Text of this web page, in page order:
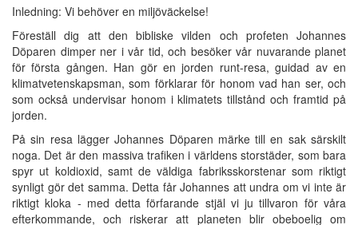
Inledning: Vi behöver en miljöväckelse!
Föreställ dig att den bibliske vilden och profeten Johannes
Döparen dimper ner i vår tid, och besöker vår nuvarande planet
för första gången. Han gör en jorden runt-resa, guidad av en
klimatvetenskapsman, som förklarar för honom vad han ser, och
som också undervisar honom i klimatets tillstånd och framtid på
jorden.
På sin resa lägger Johannes Döparen märke till en sak särskilt
noga. Det är den massiva trafiken i världens storstäder, som bara
spyr ut koldioxid, samt de väldiga fabriksskorstenar som riktigt
synligt gör det samma. Detta får Johannes att undra om vi inte är
riktigt kloka - med detta förfarande stjäl vi ju tillvaron för våra
efterkommande, och riskerar att planeten blir obeboelig om